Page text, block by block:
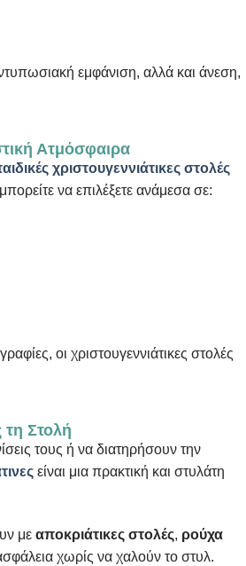
εμφάνιση, αλλά και άνεση,
Ατμόσφαιρα
χριστουγεννιάτικες στολές
να επιλέξετε ανάμεσα σε:
οι χριστουγεννιάτικες στολές
Στολή
τους ή να διατηρήσουν την
είναι μια πρακτική και στυλάτη
με αποκριάτικες στολές, ρούχα
χωρίς να χαλούν το στυλ.